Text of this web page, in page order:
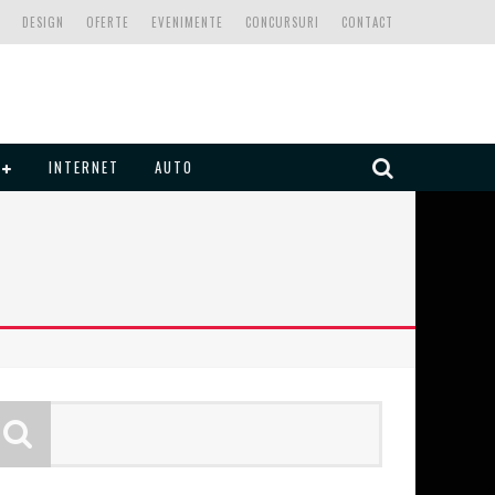
CONTACT
CONCURSURI
EVENIMENTE
OFERTE
DESIGN
INTERNET AUTO